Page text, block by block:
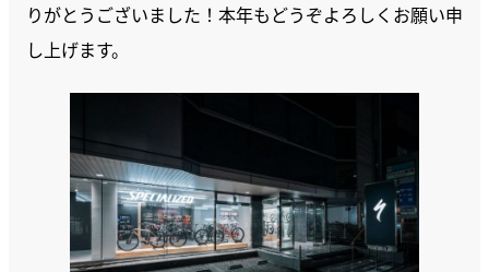
りがとうございました！本年もどうぞよろしくお願い申
し上げます。